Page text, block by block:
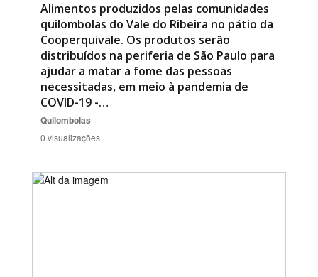
Alimentos produzidos pelas comunidades
quilombolas do Vale do Ribeira no pátio da
Cooperquivale. Os produtos serão
distribuídos na periferia de São Paulo para
ajudar a matar a fome das pessoas
necessitadas, em meio à pandemia de
COVID-19 -…
Quilombolas
0 visualizações